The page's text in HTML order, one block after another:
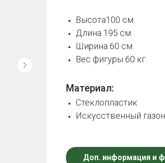
Высота100 см.
Длина 195 см.
Ширина 60 см.
Вес фигуры 60 кг.
Материал:
Стеклопластик
Искусственный
Доп. информация и